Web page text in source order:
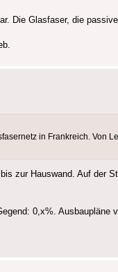
Die Glasfaser, die
in Frankreich. Von
zur Hauswand. Auf der
0,x%. Ausbaupläne